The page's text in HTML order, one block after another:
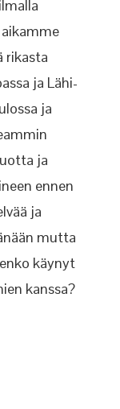
rikasta
ja Lähi-
ja
ja
ennen
ja
mutta
käynyt
kanssa?